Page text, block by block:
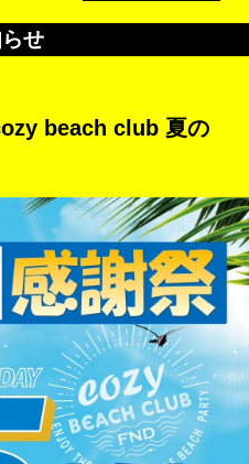
せ
beach club 夏の